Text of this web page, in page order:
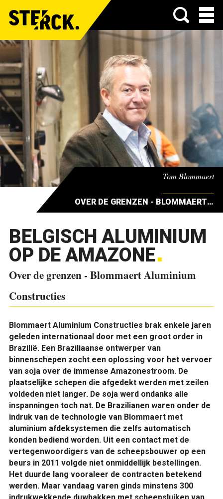
Menu
Tom Blommaert
OVER DE GRENZEN - BLOMMAERT ALUMINIUM CONSTRUCTIES
BELGISCH ALUMINIUM
OP DE AMAZONE
Over de grenzen - Blommaert Aluminium
Constructies
Blommaert Aluminium ­Constructies brak enkele jaren
geleden internationaal door met een groot order in
Brazilië. Een Braziliaanse ontwerper van
binnenschepen zocht een oplossing voor het vervoer
van soja over de immense Amazone­stroom. De
plaatselijke schepen die afgedekt werden met zeilen
voldeden niet langer. De soja werd ondanks alle
inspanningen toch nat. De Brazilianen waren onder de
indruk van de ­technologie van Blommaert met
aluminium afdeksystemen die zelfs automatisch
konden bediend worden. Uit een contact met de
vertegenwoordigers van de scheepsbouwer op een
beurs in 2011 volgde niet onmiddellijk bestellingen.
Het duurde lang vooraleer de contracten betekend
werden. Maar vandaag varen ginds minstens 300